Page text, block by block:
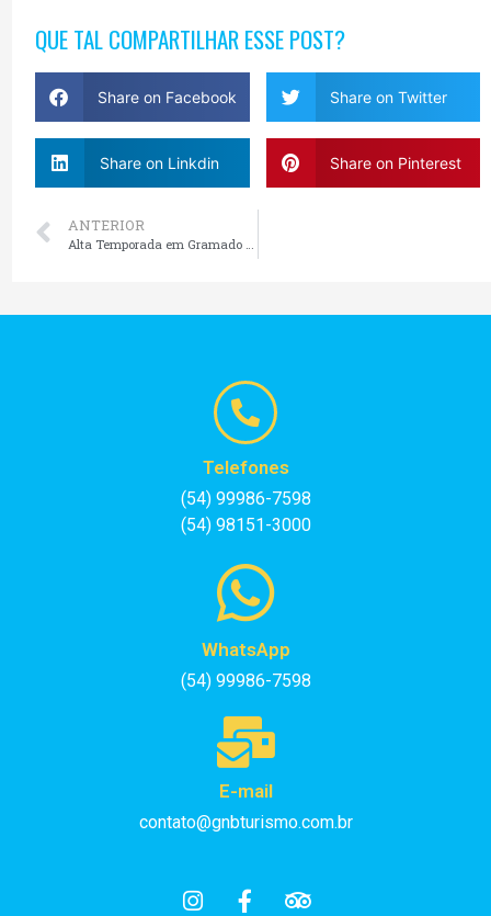
QUE TAL COMPARTILHAR ESSE POST?
Share on Facebook Share on Twitter
Share on Linkdin Share on Pinterest
ANTERIOR
Alta Temporada em Gramado e Canela: Como Aproveitar Melhor o Destino
Telefones
(54) 99986-7598
(54) 98151-3000
WhatsApp
(54) 99986-7598
E-mail
contato@gnbturismo.com.br